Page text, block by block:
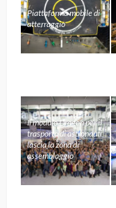
Piattaforma mobile di
atterraggio
Il modulo Dragon per il
trasporto di astronauti
lascia la zona di
assemblaggio